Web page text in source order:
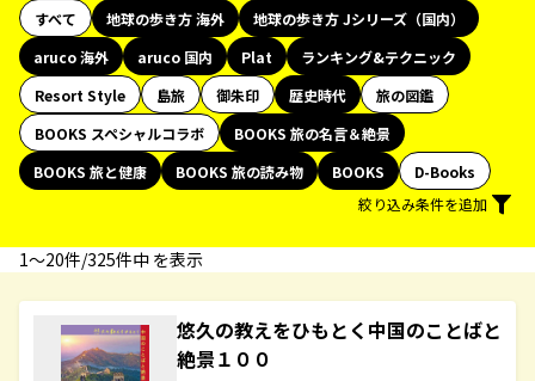
すべて 地球の歩き方 海外
地球の歩き方 Jシリーズ（国内）
aruco 海外
aruco 国内 Plat
ランキング&テクニック
Resort Style
島旅 御朱印 歴史時代
旅の図鑑
BOOKS スペシャルコラボ
BOOKS 旅の名言＆絶景
BOOKS 旅と健康
BOOKS 旅の読み物 BOOKS
D-Books
絞り込み条件を追加
1〜20件/325件中 を表示
悠久の教えをひもとく中国のことばと
絶景１００